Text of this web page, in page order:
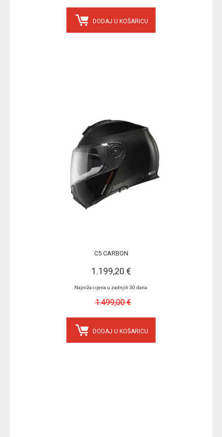
DODAJ U KOŠARICU
C5 CARBON
1.199,20 €
Najniža cijena u zadnjih 30 dana:
1.499,00 €
DODAJ U KOŠARICU